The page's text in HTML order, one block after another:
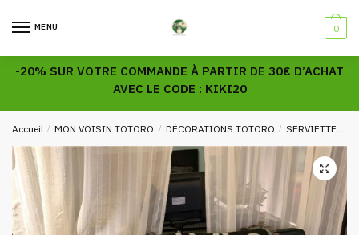
MENU 0
-20% SUR VOTRE COMMANDE À PARTIR DE 30€ D’ACHAT
AVEC LE CODE : KIKI20
Accueil / MON VOISIN TOTORO / DÉCORATIONS TOTORO / SERVIETTES TOTORO
🔍